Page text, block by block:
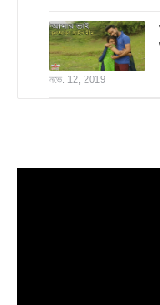
নভে. 12, 2019